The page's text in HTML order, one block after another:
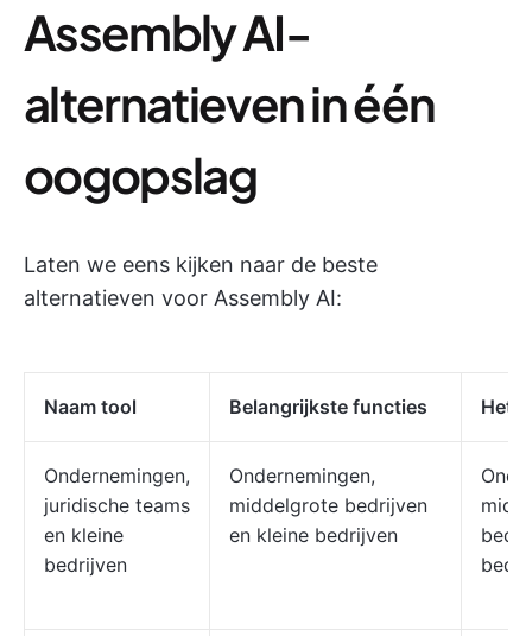
Assembly AI-
alternatieven in één
oogopslag
Laten we eens kijken naar de beste
alternatieven voor Assembly AI:
Naam tool Belangrijkste functies Het
Ondernemingen,
juridische teams
en kleine
bedrijven
Ondernemingen,
middelgrote bedrijven
en kleine bedrijven